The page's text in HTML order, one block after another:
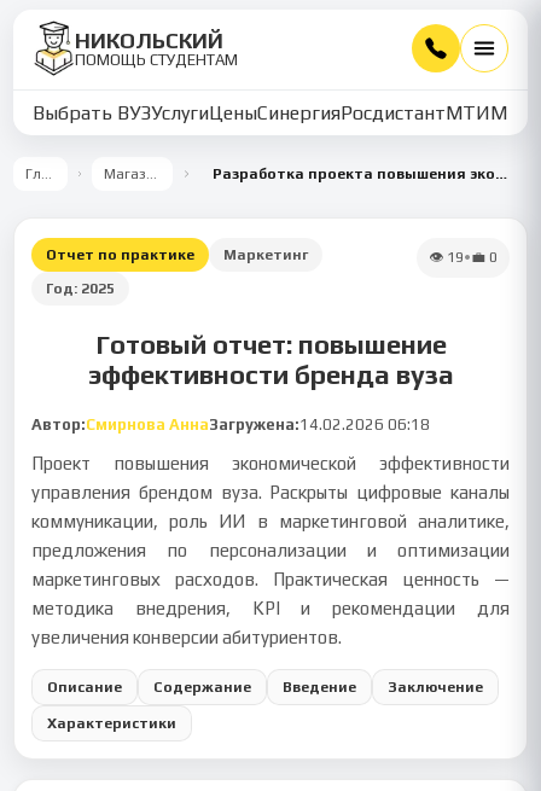
НИКОЛЬСКИЙ
ПОМОЩЬ СТУДЕНТАМ
Выбрать ВУЗУслугиЦеныСинергияРосдистантМТИММУ
Главная Магазин работ Разработка проекта повышения экономической эффективности управления брендом вуза
Отчет по практике
Маркетинг
Год: 2025
👁 19•💼 0
Готовый отчет: повышение
эффективности бренда вуза
Автор:Смирнова АннаЗагружена:14.02.2026 06:18
Проект повышения экономической эффективности
управления брендом вуза. Раскрыты цифровые каналы
коммуникации, роль ИИ в маркетинговой аналитике,
предложения по персонализации и оптимизации
маркетинговых расходов. Практическая ценность —
методика внедрения, KPI и рекомендации для
увеличения конверсии абитуриентов.
Описание Содержание Введение Заключение
Характеристики